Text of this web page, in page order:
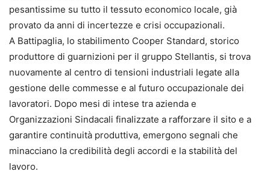
pesantissime su tutto il tessuto economico locale, già
provato da anni di incertezze e crisi occupazionali.
A Battipaglia, lo stabilimento Cooper Standard, storico
produttore di guarnizioni per il gruppo Stellantis, si trova
nuovamente al centro di tensioni industriali legate alla
gestione delle commesse e al futuro occupazionale dei
lavoratori. Dopo mesi di intese tra azienda e
Organizzazioni Sindacali finalizzate a rafforzare il sito e a
garantire continuità produttiva, emergono segnali che
minacciano la credibilità degli accordi e la stabilità del
lavoro.